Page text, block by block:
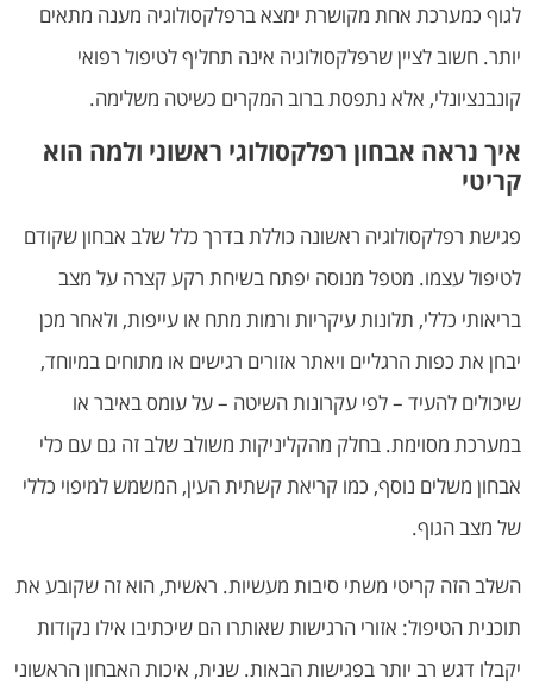
לגוף כמערכת אחת מקושרת ימצא ברפלקסולוגיה מענה מתאים
יותר. חשוב לציין שרפלקסולוגיה אינה תחליף לטיפול רפואי
קונבנציונלי, אלא נתפסת ברוב המקרים כשיטה משלימה.
איך נראה אבחון רפלקסולוגי ראשוני ולמה הוא
קריטי
פגישת רפלקסולוגיה ראשונה כוללת בדרך כלל שלב אבחון שקודם
לטיפול עצמו. מטפל מנוסה יפתח בשיחת רקע קצרה על מצב
בריאותי כללי, תלונות עיקריות ורמות מתח או עייפות, ולאחר מכן
יבחן את כפות הרגליים ויאתר אזורים רגישים או מתוחים במיוחד,
שיכולים להעיד – לפי עקרונות השיטה – על עומס באיבר או
במערכת מסוימת. בחלק מהקליניקות משולב שלב זה גם עם כלי
אבחון משלים נוסף, כמו קריאת קשתית העין, המשמש למיפוי כללי
של מצב הגוף.
השלב הזה קריטי משתי סיבות מעשיות. ראשית, הוא זה שקובע את
תוכנית הטיפול: אזורי הרגישות שאותרו הם שיכתיבו אילו נקודות
יקבלו דגש רב יותר בפגישות הבאות. שנית, איכות האבחון הראשוני